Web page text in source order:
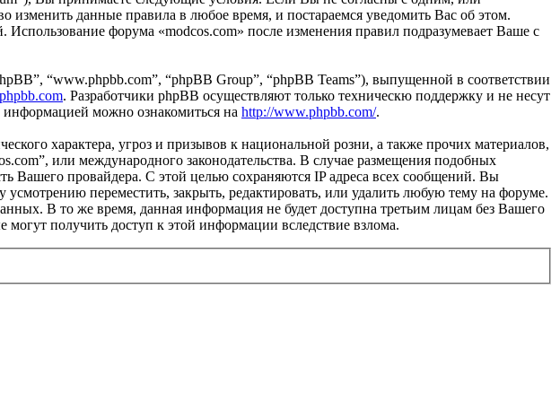
изменить данные правила в любое время, и постараемся уведомить Вас об этом.
форума «modcos.com» после изменения правил подразумевает Ваше с
“www.phpbb.com”, “phpBB Group”, “phpBB Teams”), выпущенной в соответствии
. Разработчики phpBB осуществляют только техническю поддержку и не несут
информацией можно ознакомиться на http://www.phpbb.com/.
характера, угроз и призывов к национальной розни, а также прочих материалов,
или международного законодательства. В случае размещения подобных
Вашего провайдера. С этой целью сохраняются IP адреса всех сообщений. Вы
усмотрению переместить, закрыть, редактировать, или удалить любую тему на форуме.
В то же время, данная информация не будет доступна третьим лицам без Вашего
могут получить доступ к этой информации вследствие взлома.